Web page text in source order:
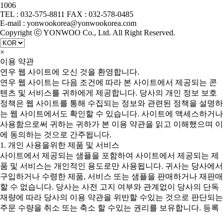
1006
TEL : 032-575-8811 FAX : 032-578-0485
E-mail : yonwookorea@yonwookorea.com
Copyright ⓒ YONWOO Co., Ltd. All Right Reserved.
×
이용 약관
연우 웹 사이트에 오신 것을 환영합니다.
연우 웹 사이트는 다음 조건에 따라 본 사이트에서 제공되는 콘
텐츠 및 서비스를 귀하에게 제공합니다. 당사의 개인 정보 보호
정책은 웹 사이트를 통해 수집되는 정보와 관련된 정책을 설명하
는 웹 사이트에서도 확인할 수 있습니다. 사이트에 액세스하거나
사용함으로써 귀하는 귀하가 본 이용 약관을 읽고 이해했으며 이
에 동의하는 것으로 간주됩니다.
1. 개인 사용을위한 제품 및 서비스
사이트에서 제공되는 샘플을 포함하여 사이트에서 제공되는 제
품 및 서비스는 개인적인 용도로만 사용됩니다. 귀사는 당사에서
구입하거나 수령한 제품, 서비스 또는 샘플을 판매하거나 재판매
할 수 없습니다. 당사는 사전 고지 여부와 관계없이 당사의 단독
재량에 따라 당사의 이용 약관을 위반할 수있는 것으로 판단되는
주문 수량을 취소 또는 축소 할 수있는 권리를 보유합니다. 등록